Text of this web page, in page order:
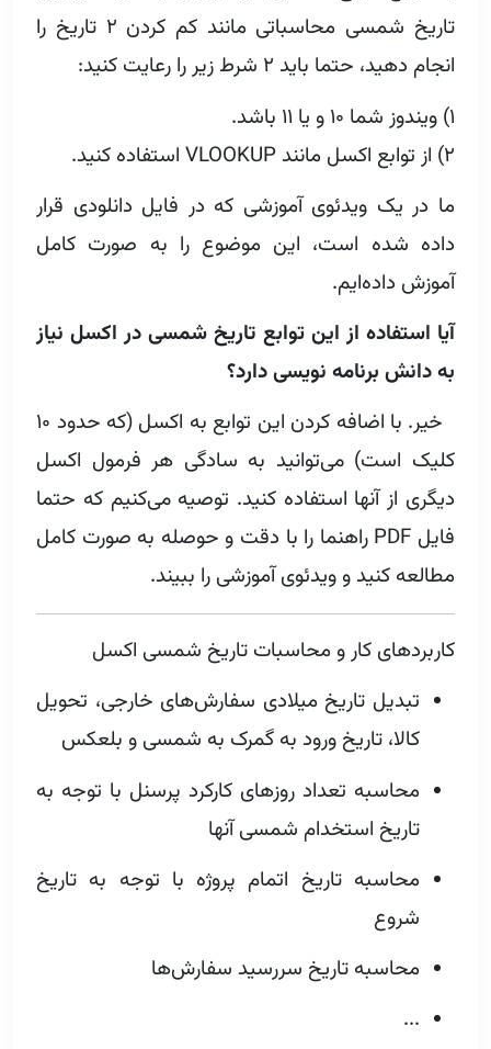
تاریخ شمسی محاسباتی مانند کم کردن ۲ تاریخ را
انجام دهید، حتما باید ۲ شرط زیر را رعایت کنید:
۱) ویندوز شما ۱۰ و یا ۱۱ باشد.
۲) از توابع اکسل مانند VLOOKUP‌ استفاده کنید.
ما در یک ویدئوی آموزشی که در فایل دانلودی قرار
داده شده است، این موضوع را به صورت کامل
آموزش داده‌ایم.
آیا استفاده از این توابع تاریخ شمسی در اکسل نیاز
به دانش برنامه نویسی دارد؟
خیر. با اضافه کردن این توابع به اکسل (که حدود ۱۰
کلیک است) می‌توانید به سادگی هر فرمول اکسل
دیگری از آنها استفاده کنید. توصیه می‌کنیم که حتما
فایل PDF راهنما را با دقت و حوصله به صورت کامل
مطالعه کنید و ویدئوی آموزشی را ببیند.
کاربردهای کار و محاسبات تاریخ شمسی اکسل
تبدیل تاریخ میلادی سفارش‌های خارجی، تحویل
کالا، تاریخ ورود به گمرک به شمسی و بلعکس
محاسبه تعداد روزهای کارکرد پرسنل با توجه به
تاریخ استخدام شمسی آنها
محاسبه تاریخ اتمام پروژه با توجه به تاریخ
شروع
محاسبه تاریخ سررسید سفارش‌ها
...